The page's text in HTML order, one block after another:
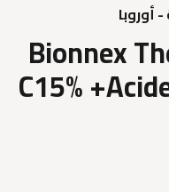
أوروبا
Bionnex
C15%